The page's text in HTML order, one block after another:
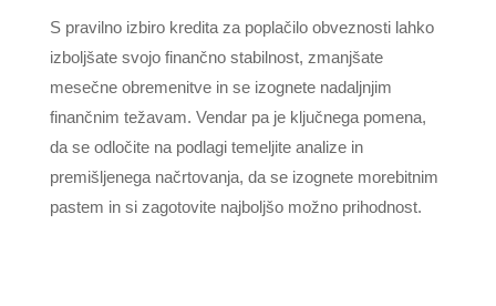
S pravilno izbiro kredita za poplačilo obveznosti lahko
izboljšate svojo finančno stabilnost, zmanjšate
mesečne obremenitve in se izognete nadaljnjim
finančnim težavam. Vendar pa je ključnega pomena,
da se odločite na podlagi temeljite analize in
premišljenega načrtovanja, da se izognete morebitnim
pastem in si zagotovite najboljšo možno prihodnost.